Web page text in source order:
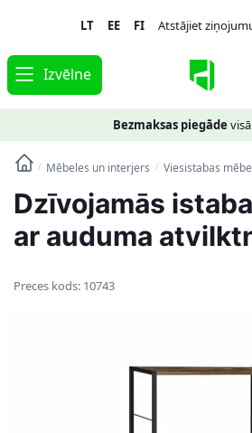
navigation
content
LT EE FI Atstājiet
Izvēlne
Bezmaksas piegāde
/ Mēbeles un interjers / Viesistabas
Dzīvojamās
ar auduma
Preces kods: 10743